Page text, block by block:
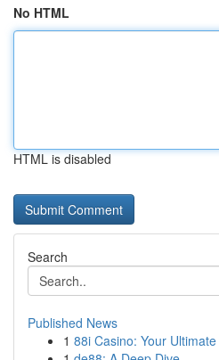
No HTML
HTML is disabled
Search
Published News
1 88i Casino: Your